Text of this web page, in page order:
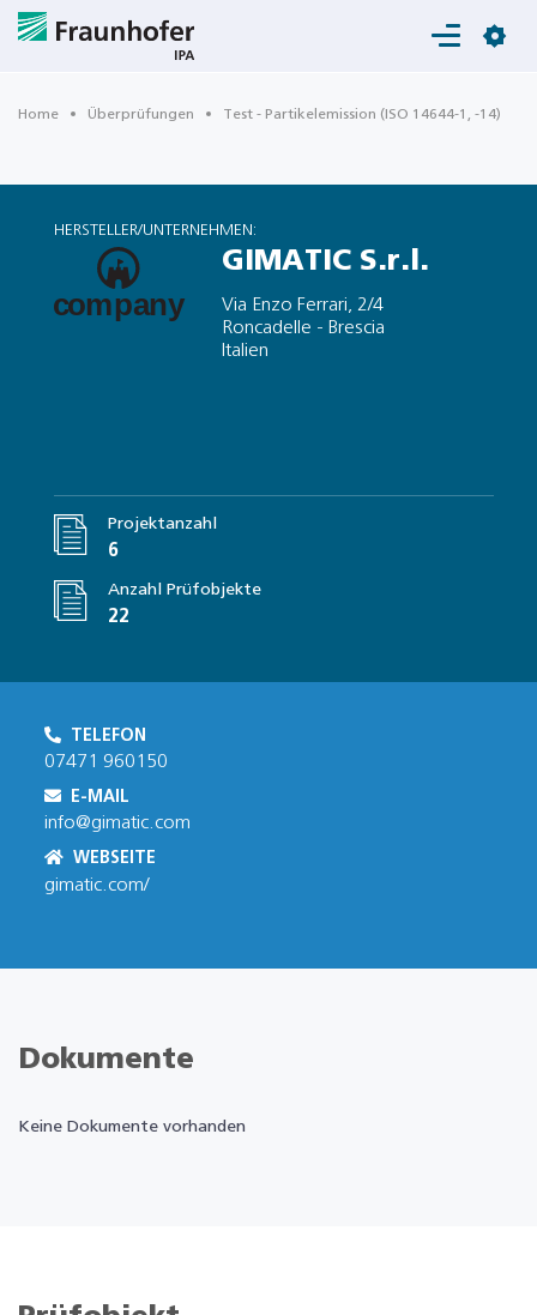
Login
Home Überprüfungen Test - Partikelemission (ISO 14644-1, -14)
HERSTELLER/UNTERNEHMEN:
GIMATIC S.r.l.
Via Enzo Ferrari, 2/4
Roncadelle - Brescia
Italien
Projektanzahl
6
Anzahl Prüfobjekte
22
TELEFON
07471 960150
E-MAIL
info@gimatic.com
WEBSEITE
gimatic.com/
Dokumente
Keine Dokumente vorhanden